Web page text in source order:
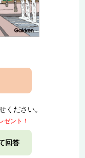
ください。
ゼント！
回答